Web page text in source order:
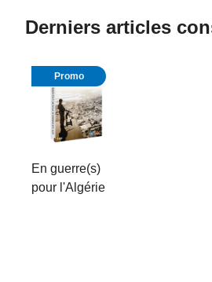
Derniers articles
Promo
En guerre(s)
pour l'Algérie